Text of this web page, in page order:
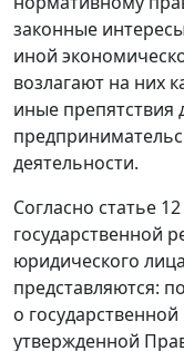
законные
иной
возлагают на них
иные препятствия
деятельности.
Согласно статье
государственной
юридического
представляются:
о
утвержденной